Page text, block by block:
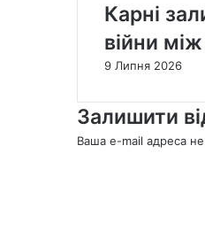
Карні
війни
9 Липня 2026
Залишити
Ваша e-mail адреса